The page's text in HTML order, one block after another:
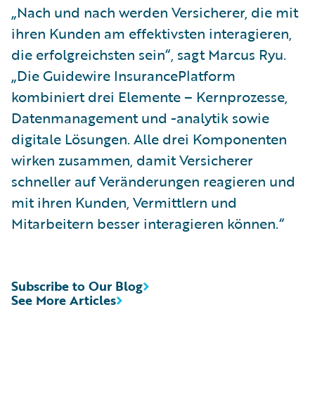
„Nach und nach werden Versicherer, die mit
ihren Kunden am effektivsten interagieren,
die erfolgreichsten sein“, sagt Marcus Ryu.
„Die Guidewire InsurancePlatform
kombiniert drei Elemente – Kernprozesse,
Datenmanagement und -analytik sowie
digitale Lösungen. Alle drei Komponenten
wirken zusammen, damit Versicherer
schneller auf Veränderungen reagieren und
mit ihren Kunden, Vermittlern und
Mitarbeitern besser interagieren können.“
See More Articles
Subscribe to Our Blog